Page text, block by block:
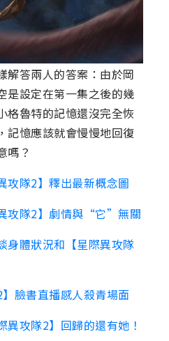
答兩人的答案：由於岡
是設定在第一集之後的幾
格魯特的記憶還沒完全恢
記憶應該就會慢慢地回復
嗎？
攻隊2】釋出最新概念圖
攻隊2】劇情與“它”無關
身體狀況和【星際異攻隊
臉書直播感人殺青場面
攻隊2】回歸的還有她！